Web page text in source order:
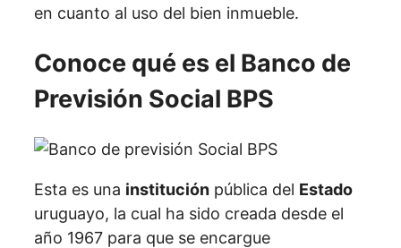
en cuanto al uso del bien inmueble.
Conoce qué es el Banco de
Previsión Social BPS
Esta es una institución pública del Estado
uruguayo, la cual ha sido creada desde el
año 1967 para que se encargue